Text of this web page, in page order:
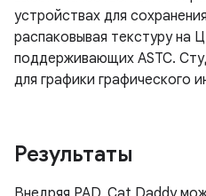
устройствах для
распаковывая текстуру на
поддерживающих ASTC.
для графики графического
Результаты